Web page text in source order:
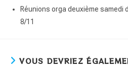
Réunions orga deuxième samedi
8/11
VOUS DEVRIEZ